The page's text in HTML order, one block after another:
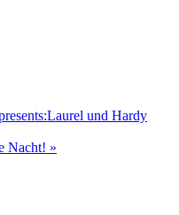
und Hardy
Nacht! »